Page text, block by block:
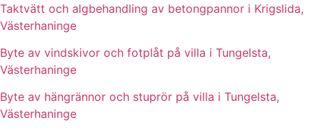
Taktvätt och algbehandling av betongpannor i Krigslida,
Västerhaninge
Byte av vindskivor och fotplåt på villa i Tungelsta,
Västerhaninge
Byte av hängrännor och stuprör på villa i Tungelsta,
Västerhaninge